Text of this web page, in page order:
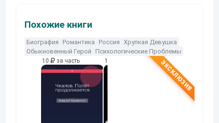
Похожие книги
Биография Романтика Россия Хрупкая Девушка
Обыкновенный Герой
Психологические Проблемы
10 за часть 10 10